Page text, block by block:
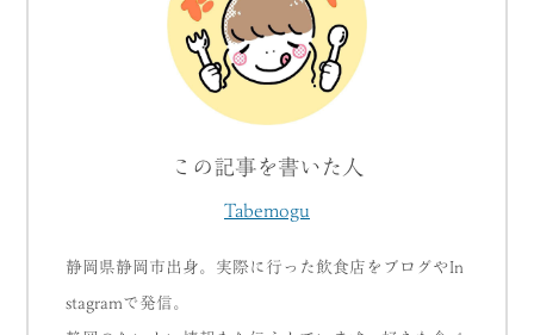
この記事を書いた人
Tabemogu
静岡県静岡市出身。実際に行った飲食店をブログやIn
stagramで発信。